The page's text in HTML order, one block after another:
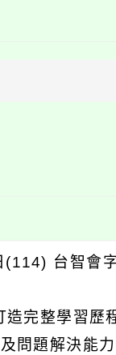
台智會
完整學習歷
問題解決能力